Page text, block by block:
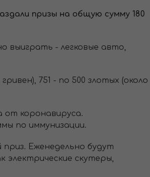
призы на общую сумму 180
выиграть - легковые авто,
751 - по 500 злотых (около
от коронавируса.
по иммунизации.
Еженедельно будут
электрические скутеры,